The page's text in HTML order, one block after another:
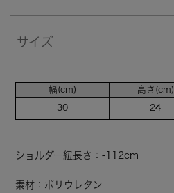
サイズ
幅(cm)
30
高さ(cm)
24
ショルダー紐長さ：-112cm
素材：ポリウレタン